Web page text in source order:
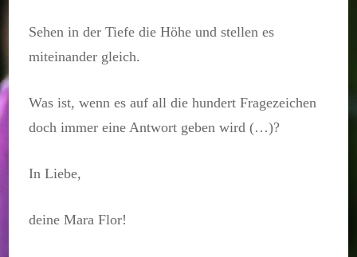
Sehen in der Tiefe die Höhe und stellen es
miteinander gleich.
Was ist, wenn es auf all die hundert Fragezeichen
doch immer eine Antwort geben wird (…)?
In Liebe,
deine Mara Flor!